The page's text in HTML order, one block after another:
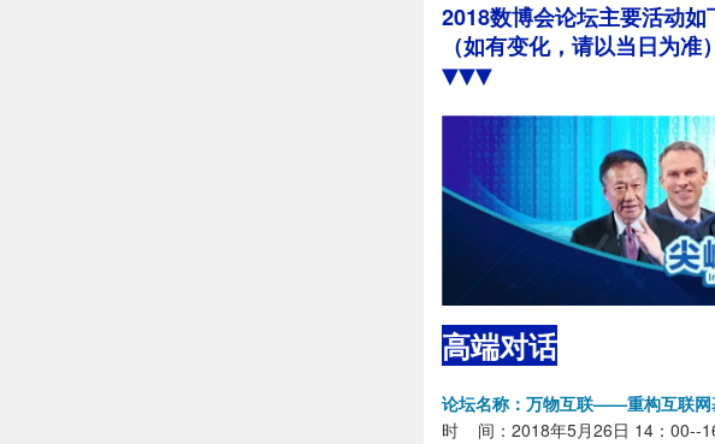
2018数博会论坛主要活动如
（如有变化，请以当日为准）
▼▼▼
高端对话
论坛名称：万物互联——重构互联网
时 间：2018年5月26日 14：00--